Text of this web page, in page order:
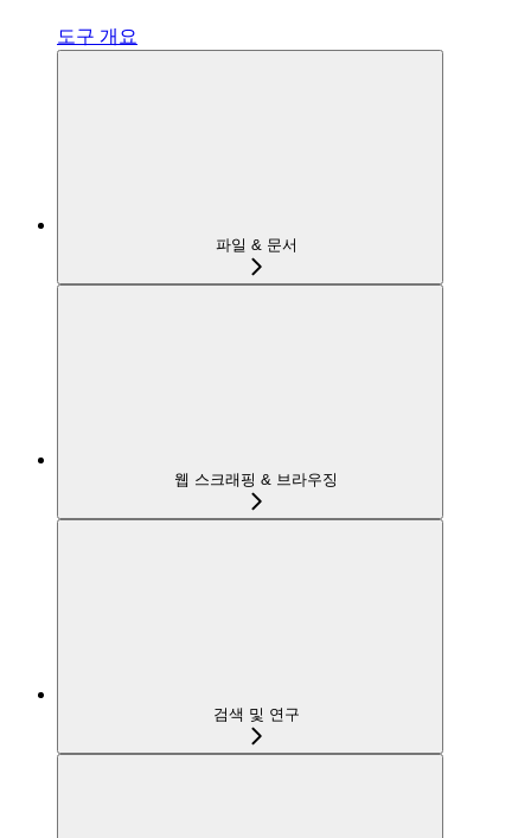
도구 개요
파일 & 문서
웹 스크래핑 & 브라우징
검색 및 연구